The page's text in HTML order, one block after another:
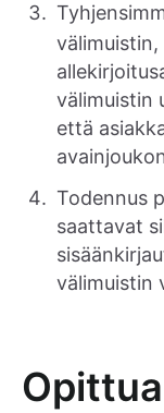
välimuistin,
välimuistin
että
Todennus
saattavat
välimuistin
Opittua